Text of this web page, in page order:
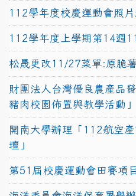
112學年度校慶運動會照
112學年度上學期第14週
松晟更改11/27菜單:原脆
財團法人台灣優良農產品
豬肉校園佈置與教學活動」
開南大學辦理「112航空
壇」
第51屆校慶運動會田賽項